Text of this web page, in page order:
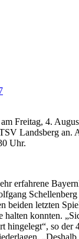
Freitag, 4.
Landsberg an.
Uhr.
erfahrene
beiden letzten
halten konnten.
hingelegt“, so der